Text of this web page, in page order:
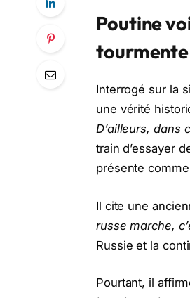
Poutine
tourmente
Interrogé sur la
une vérité
D’ailleurs, dans
train d’essayer
présente
Il cite une
russe marche,
Russie et la
Pourtant, il